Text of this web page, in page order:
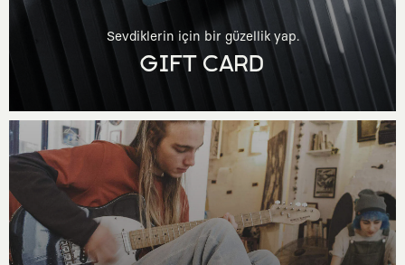
Sevdiklerin için bir güzellik yap.
GIFT CARD